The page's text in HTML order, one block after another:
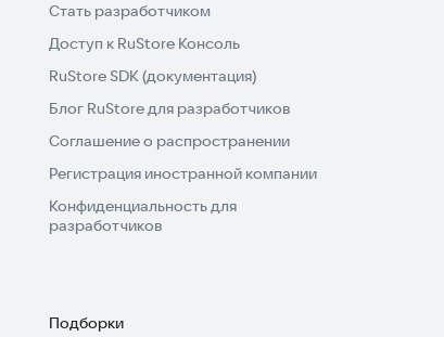
Стать разработчиком
Доступ к RuStore Консоль
RuStore SDK (документация)
Блог RuStore для разработчиков
Соглашение о распространении
Регистрация иностранной компании
Конфиденциальность для
разработчиков
Подборки